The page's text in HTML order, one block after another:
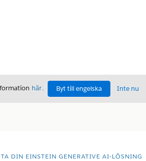
här. Byt till engelska Inte nu
DIN EINSTEIN GENERATIVE AI-LÖSNING